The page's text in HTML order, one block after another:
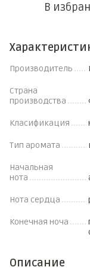
В
Производитель
Страна
производства
Класификация
Тип аромата
Начальная
нота
Нота сердца
Конечная ноча
Описание